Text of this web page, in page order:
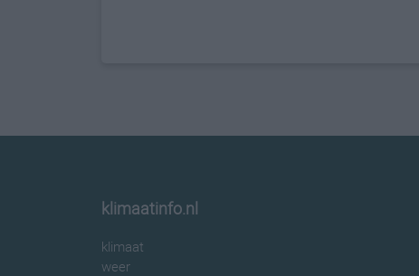
klimaatinfo.nl
klimaat
weer